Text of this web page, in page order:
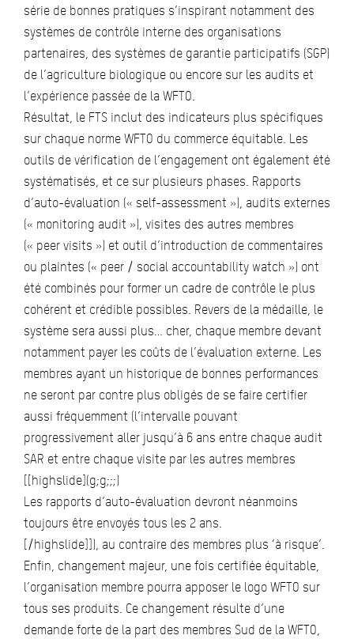
série de bonnes pratiques s’inspirant notamment des
systèmes de contrôle interne des organisations
partenaires, des systèmes de garantie participatifs (SGP)
de l’agriculture biologique ou encore sur les audits et
l’expérience passée de la WFTO.
Résultat, le FTS inclut des indicateurs plus spécifiques
sur chaque norme WFTO du commerce équitable. Les
outils de vérification de l’engagement ont également été
systématisés, et ce sur plusieurs phases. Rapports
d’auto-évaluation (« self-assessment »), audits externes
(« monitoring audit »), visites des autres membres
(« peer visits ») et outil d’introduction de commentaires
ou plaintes (« peer / social accountability watch ») ont
été combinés pour former un cadre de contrôle le plus
cohérent et crédible possibles. Revers de la médaille, le
système sera aussi plus… cher, chaque membre devant
notamment payer les coûts de l’évaluation externe. Les
membres ayant un historique de bonnes performances
ne seront par contre plus obligés de se faire certifier
aussi fréquemment (l’intervalle pouvant
progressivement aller jusqu’à 6 ans entre chaque audit
SAR et entre chaque visite par les autres membres
[[highslide](g;g;;;)
Les rapports d’auto-évaluation devront néanmoins
toujours être envoyés tous les 2 ans.
[/highslide]]), au contraire des membres plus ‘à risque’.
Enfin, changement majeur, une fois certifiée équitable,
l’organisation membre pourra apposer le logo WFTO sur
tous ses produits. Ce changement résulte d’une
demande forte de la part des membres Sud de la WFTO,